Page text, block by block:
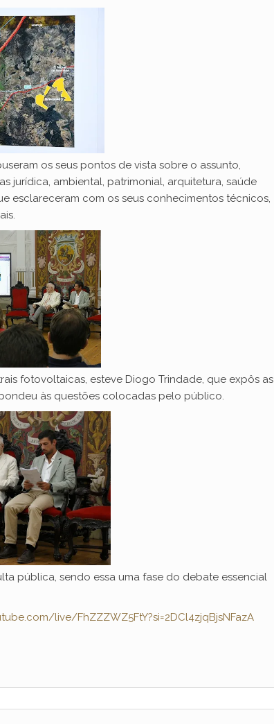
os seus pontos de vista sobre o assunto,
jurídica, ambiental, patrimonial, arquitetura, saúde
esclareceram com os seus conhecimentos técnicos,
fotovoltaicas, esteve Diogo Trindade, que expôs as
às questões colocadas pelo público.
pública, sendo essa uma fase do debate essencial
live/FhZZZWZ5FtY?si=2DCl4zjqBjsNFazA